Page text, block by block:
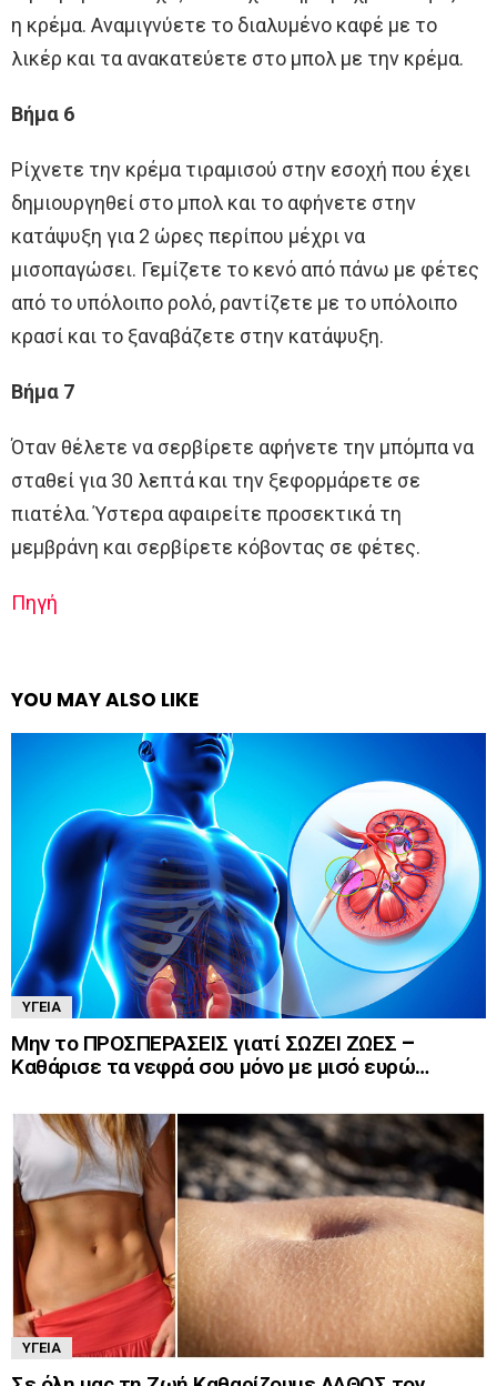
η κρέμα. Αναμιγνύετε το διαλυμένο καφέ με το
λικέρ και τα ανακατεύετε στο μπολ με την κρέμα.
Βήμα 6
Ρίχνετε την κρέμα τιραμισού στην εσοχή που έχει
δημιουργηθεί στο μπολ και το αφήνετε στην
κατάψυξη για 2 ώρες περίπου μέχρι να
μισοπαγώσει. Γεμίζετε το κενό από πάνω με φέτες
από το υπόλοιπο ρολό, ραντίζετε με το υπόλοιπο
κρασί και το ξαναβάζετε στην κατάψυξη.
Βήμα 7
Όταν θέλετε να σερβίρετε αφήνετε την μπόμπα να
σταθεί για 30 λεπτά και την ξεφορμάρετε σε
πιατέλα. Ύστερα αφαιρείτε προσεκτικά τη
μεμβράνη και σερβίρετε κόβοντας σε φέτες.
Πηγή
YOU MAY ALSO LIKE
ΥΓΕΊΑ
Μην το ΠΡΟΣΠΕΡΑΣΕΙΣ γιατί ΣΩΖΕΙ ΖΩΕΣ –
Καθάρισε τα νεφρά σου μόνο με μισό ευρώ…
ΥΓΕΊΑ